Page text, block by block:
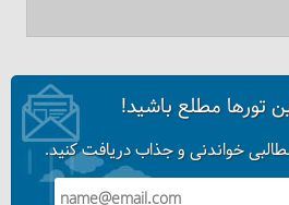
تورها مطلع باشید!
خواندنی و جذاب دریافت کنید.